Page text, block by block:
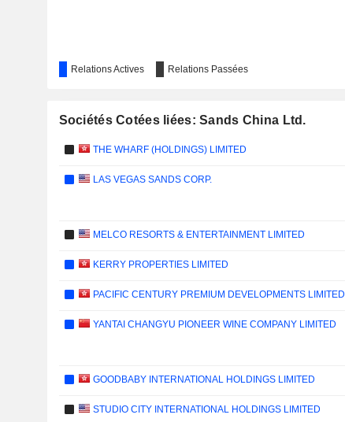
Relations Actives Relations Passées
Sociétés Cotées liées: Sands China Ltd.
THE WHARF (HOLDINGS) LIMITED
LAS VEGAS SANDS CORP.
MELCO RESORTS & ENTERTAINMENT LIMITED
KERRY PROPERTIES LIMITED
PACIFIC CENTURY PREMIUM DEVELOPMENTS LIMITED
YANTAI CHANGYU PIONEER WINE COMPANY LIMITED
GOODBABY INTERNATIONAL HOLDINGS LIMITED
STUDIO CITY INTERNATIONAL HOLDINGS LIMITED